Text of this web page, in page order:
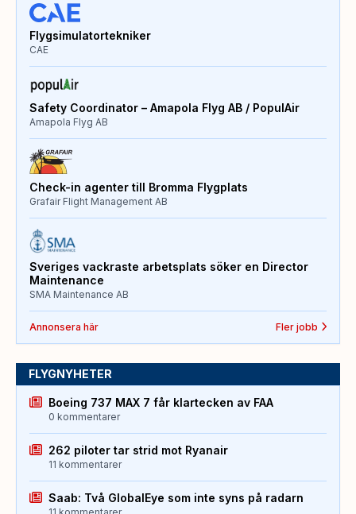
Flygsimulatortekniker
CAE
Safety Coordinator – Amapola Flyg AB / PopulAir
Amapola Flyg AB
Check-in agenter till Bromma Flygplats
Grafair Flight Management AB
Sveriges vackraste arbetsplats söker en Director
Maintenance
SMA Maintenance AB
Annonsera här Fler jobb
FLYGNYHETER
Boeing 737 MAX 7 får klartecken av FAA
0 kommentarer
262 piloter tar strid mot Ryanair
11 kommentarer
Saab: Två GlobalEye som inte syns på radarn